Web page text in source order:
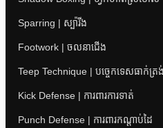
Sparring | ស្ប៉ារីង
Footwork | ចលនាជើង
Teep Technique | បច្ចេកទេសធាក់ត្រង់
Kick Defense | ការពារការទាត់
Punch Defense | ការពារកណ្តាប់ដៃ